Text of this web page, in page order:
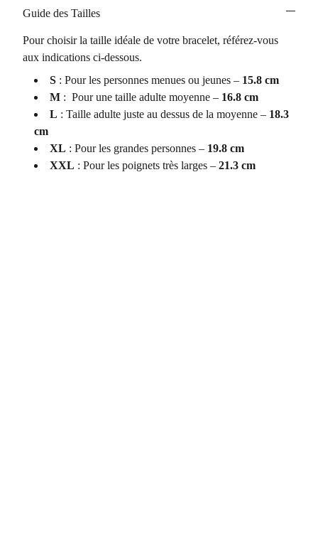
Guide des Tailles
Pour choisir la taille idéale de votre bracelet, référez-vous
aux indications ci-dessous.
S : Pour les personnes menues ou jeunes – 15.8 cm
M : Pour une taille adulte moyenne – 16.8 cm
L : Taille adulte juste au dessus de la moyenne – 18.3
cm
XL : Pour les grandes personnes – 19.8 cm
XXL : Pour les poignets très larges – 21.3 cm